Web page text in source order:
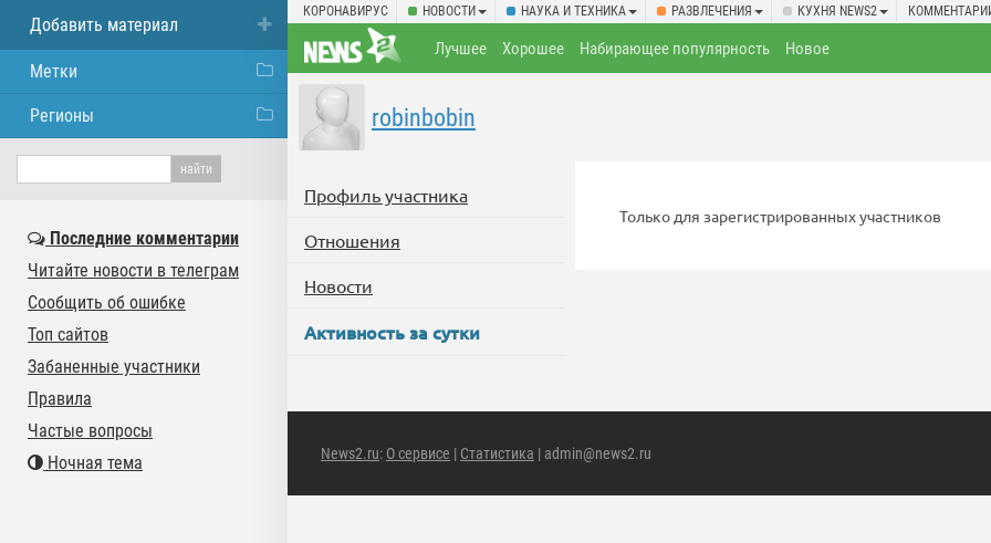
КОРОНАВИРУС НОВОСТИ НАУКА И ТЕХНИКА РАЗВЛЕЧЕНИЯ КУХНЯ NEWS2
Лучшее Хорошее Набирающее популярность Новое
robinbobin
Профиль участника
Отношения
Новости
Активность за сутки
Только для зарегистрированных участников
News2.ru: О сервисе | Статистика | admin@news2.ru
Добавить материал
Метки
Регионы
Последние комментарии
Читайте новости в телеграм
Сообщить об ошибке
Топ сайтов
Забаненные участники
Правила
Частые вопросы
Ночная тема